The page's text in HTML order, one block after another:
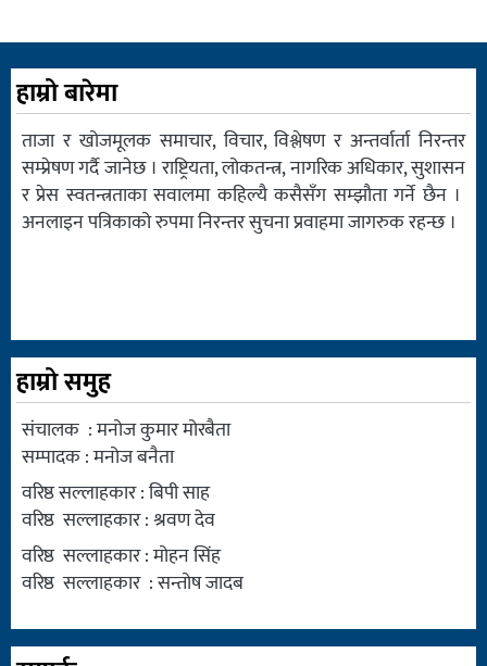
हाम्रो बारेमा
ताजा र खोजमूलक समाचार, विचार, विश्लेषण र अन्तर्वार्ता निरन्तर
सम्प्रेषण गर्दै जानेछ । राष्ट्रियता, लोकतन्त्र, नागरिक अधिकार, सुशासन
र प्रेस स्वतन्त्रताका सवालमा कहिल्यै कसैसँग सम्झौता गर्ने छैन ।
अनलाइन पत्रिकाको रुपमा निरन्तर सुचना प्रवाहमा जागरुक रहन्छ ।
हाम्रो समुह
संचालक : मनोज कुमार मोरबैता
सम्पादक : मनोज बनैता
वरिष्ठ सल्लाहकार : बिपी साह
वरिष्ठ सल्लाहकार : श्रवण देव
वरिष्ठ सल्लाहकार : मोहन सिंह
वरिष्ठ सल्लाहकार : सन्तोष जादब